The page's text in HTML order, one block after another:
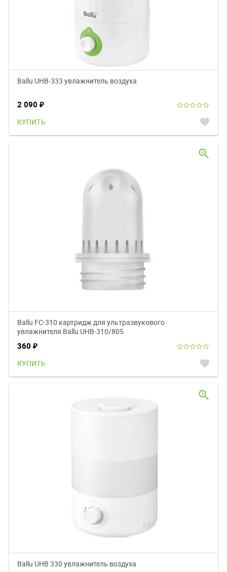
Ballu UHB-333 увлажнитель воздуха
2 090 ₽
КУПИТЬ favorite
Ballu FC-310 картридж для ультразвукового
увлажнителя Ballu UHB-310/805
360 ₽
КУПИТЬ favorite
zoom_in
Ballu UHB 330 увлажнитель воздуха
zoom_in